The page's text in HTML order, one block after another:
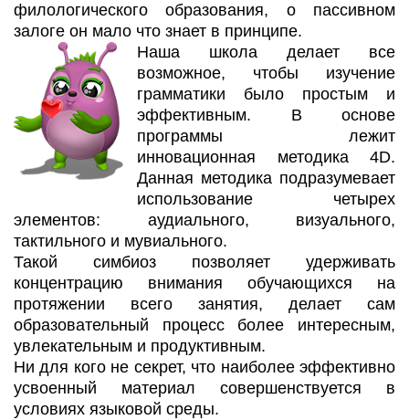
филологического образования, о пассивном
залоге он мало что знает в принципе.
Наша школа делает все
возможное, чтобы изучение
грамматики было простым и
эффективным. В основе
программы лежит
инновационная методика 4D.
Данная методика подразумевает
использование четырех
элементов: аудиального, визуального,
тактильного и мувиального.
Такой симбиоз позволяет удерживать
концентрацию внимания обучающихся на
протяжении всего занятия, делает сам
образовательный процесс более интересным,
увлекательным и продуктивным.
Ни для кого не секрет, что наиболее эффективно
усвоенный материал совершенствуется в
условиях языковой среды.